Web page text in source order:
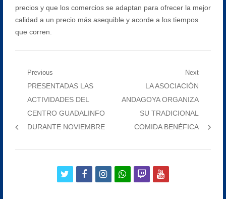
precios y que los comercios se adaptan para ofrecer la mejor
calidad a un precio más asequible y acorde a los tiempos
que corren.
Navegación
entradas
Previous
Previous
post:
PRESENTADAS LAS
ACTIVIDADES DEL
CENTRO GUADALINFO
DURANTE NOVIEMBRE
Next
Next
post:
LA ASOCIACIÓN
ANDAGOYA ORGANIZA
SU TRADICIONAL
COMIDA BENÉFICA
twitterfacebookinstagramwhatsapp
twitchyoutube